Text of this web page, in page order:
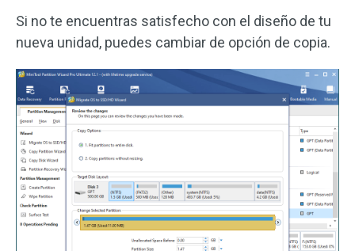
Si no te encuentras satisfecho con el diseño de tu
nueva unidad, puedes cambiar de opción de copia.